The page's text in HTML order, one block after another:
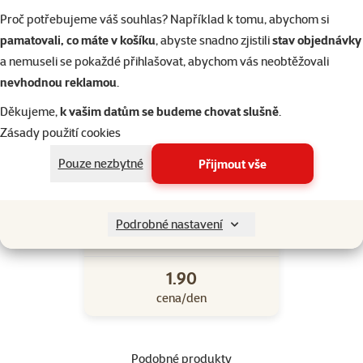
Proč potřebujeme váš souhlas? Například k tomu, abychom si
pamatovali, co máte v košíku, abyste snadno zjistilistav objednávky
a nemuseli se pokaždé přihlašovat, abychom vás neobtěžovali
nevhodnou reklamou.
Děkujeme,k vašim datům se budeme chovat slušně.
Zásady použití cookies
Pouze nezbytné
Přijmout vše
Podrobné nastavení
Iams Cat Kitten Ocean Fish 10kg
25 g
1.90
cena/den
Podobné produkty